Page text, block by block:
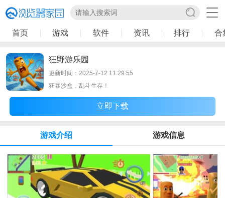
首页 游戏 软件 资讯 排行 合
狂野游乐园
更新时间：2025-7-12 11:29:55
狂暴沙盒，乱斗生存！
立即下载
游戏介绍 游戏信息